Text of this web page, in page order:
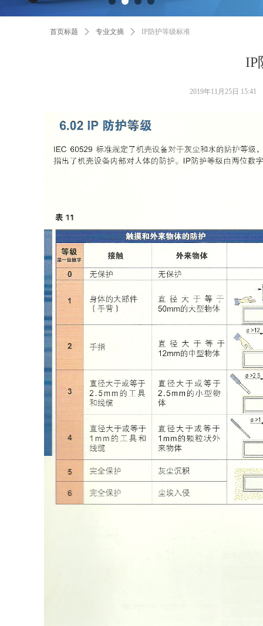
IP
首页标题 ꄲ 专业文摘 ꄲ IP防护等级标准
2019年11月25日 15:41